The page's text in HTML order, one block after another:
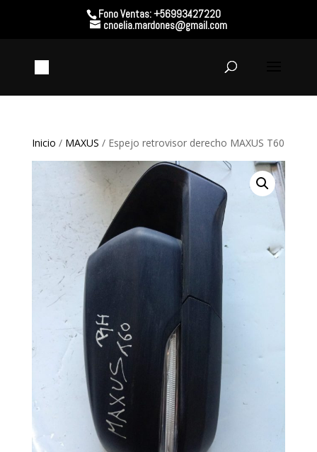
Fono Ventas: +56993427220
cnoelia.mardones@gmail.com
Inicio / MAXUS / Espejo retrovisor derecho MAXUS T60